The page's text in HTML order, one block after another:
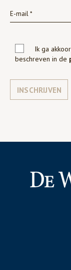
Ik ga
beschreven in de
INSCHRIJVEN